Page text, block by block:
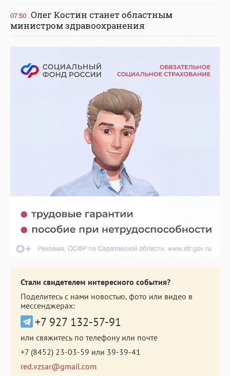
07:50 Олег Костин станет областным
министром здравоохранения
Стали свидетелем интересного события?
Поделитесь с нами новостью, фото или видео в
мессенджерах:
+7 927 132-57-91
или свяжитесь по телефону или почте
+7 (8452) 23-03-59 или 39-39-41
red.vzsar@gmail.com